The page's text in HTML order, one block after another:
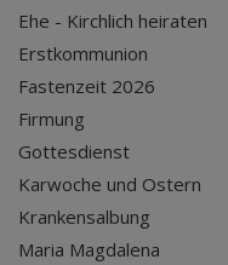
Ehe - Kirchlich heiraten
Erstkommunion
Fastenzeit 2026
Firmung
Gottesdienst
Karwoche und Ostern
Krankensalbung
Maria Magdalena